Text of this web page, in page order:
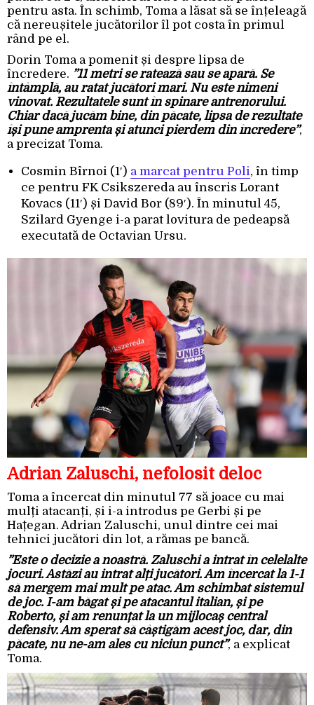
pentru asta. În schimb, Toma a lăsat să se înțeleagă
că nereușitele jucătorilor îl pot costa în primul
rând pe el.
Dorin Toma a pomenit și despre lipsa de
încredere. ”11 metri se ratează sau se apară. Se
întâmplă, au ratat jucători mari. Nu este nimeni
vinovat. Rezultatele sunt în spinare antrenorului.
Chiar dacă jucăm bine, din păcate, lipsa de rezultate
își pune amprenta și atunci pierdem din încredere”,
a precizat Toma.
Cosmin Bîrnoi (1′) a marcat pentru Poli, în timp
ce pentru FK Csikszereda au înscris Lorant
Kovacs (11′) și David Bor (89′). În minutul 45,
Szilard Gyenge i-a parat lovitura de pedeapsă
executată de Octavian Ursu.
Adrian Zaluschi, nefolosit deloc
Toma a încercat din minutul 77 să joace cu mai
mulți atacanți, și i-a introdus pe Gerbi și pe
Hațegan. Adrian Zaluschi, unul dintre cei mai
tehnici jucători din lot, a rămas pe bancă.
”Este o decizie a noastră. Zaluschi a intrat în celelalte
jocuri. Astăzi au intrat alți jucători. Am încercat la 1-1
să mergem mai mult pe atac. Am schimbat sistemul
de joc. I-am băgat și pe atacantul italian, și pe
Roberto, și am renunțat la un mijlocaș central
defensiv. Am sperat să câștigăm acest joc, dar, din
păcate, nu ne-am ales cu niciun punct”, a explicat
Toma.